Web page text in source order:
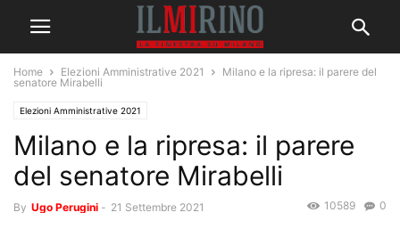
Home Elezioni Amministrative 2021
Milano e la ripresa: il parere del
senatore Mirabelli
Elezioni Amministrative 2021
Milano e la ripresa: il parere
del senatore Mirabelli
By Ugo Perugini - 21 Settembre 2021 0
10589